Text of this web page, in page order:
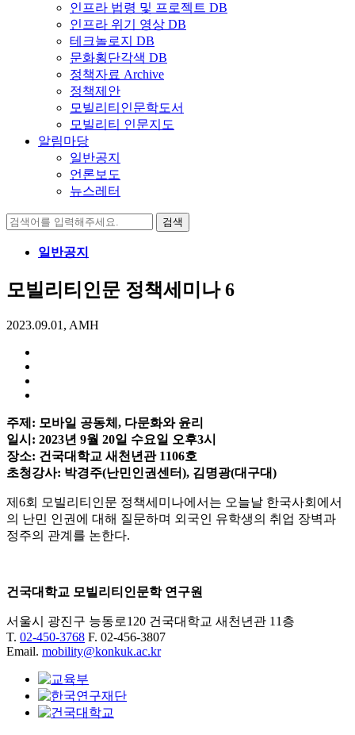
인프라 법령 및 프로젝트 DB
인프라 위기 영상 DB
테크놀로지 DB
문화횡단각색 DB
정책자료 Archive
정책제안
모빌리티인문학도서
모빌리티 인문지도
알림마당
일반공지
언론보도
뉴스레터
검
일반공지
모빌리티인문 정책세미나 6
2023.09.01, AMH
주제: 모바일 공동체, 다문화와 윤리
일시: 2023년 9월 20일 수요일 오후3시
장소: 건국대학교 새천년관 1106호
초청강사: 박경주(난민인권센터), 김명광(대구대)
제6회 모빌리티인문 정책세미나에서는 오늘날 한국사회에서
의 난민 인권에 대해 질문하며 외국인 유학생의 취업 장벽과
정주의 관계를 논한다.
건국대학교 모빌리티인문학 연구원
서울시 광진구 능동로120 건국대학교 새천년관 11층
T. 02-450-3768 F. 02-456-3807
Email. mobility@konkuk.ac.kr